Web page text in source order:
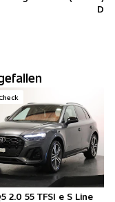
D
2.0 55 TFSI e S Line